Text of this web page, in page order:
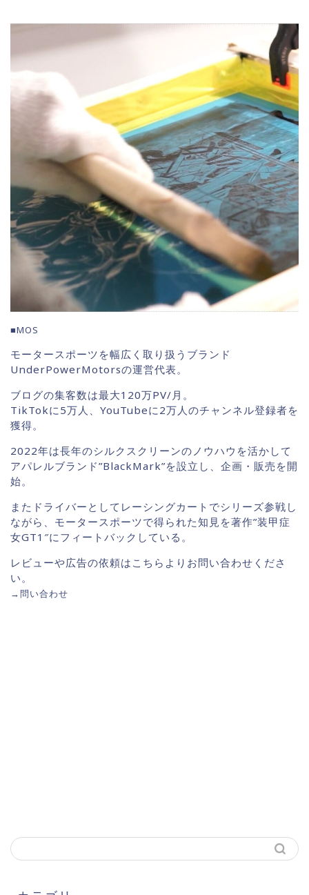
■MOS
モータースポーツを幅広く取り扱うブランド
UnderPowerMotorsの運営代表。
ブログの集客数は最大120万PV/月。
TikTokに5万人、YouTubeに2万人のチャンネル登録者を
獲得。
2022年は長年のシルクスクリーンのノウハウを活かして
アパレルブランド”BlackMark”を設立し、企画・販売を開
始。
またドライバーとしてレーシングカートでシリーズ参戦し
ながら、モータースポーツで得られた知見を著作”装甲症
女GT1″にフィートバックしている。
レビューや広告の依頼はこちらよりお問い合わせくださ
い。
→問い合わせ